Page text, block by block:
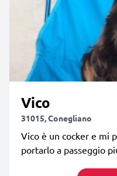
Vico
31015, Conegliano
Vico è un cocker e mi
portarlo a passeggio